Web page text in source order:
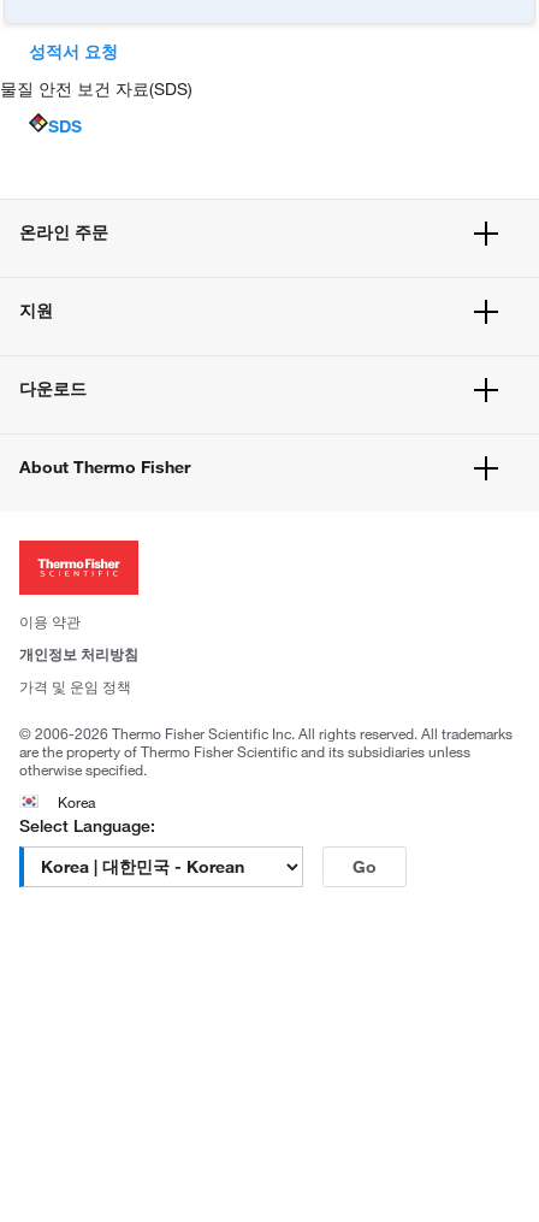
성적서 요청
물질 안전 보건 자료(SDS)
SDS
온라인 주문
주문 방법
벌크 주문
지원
고객 센터
웹사이트 개선사항
다운로드
About Thermo Fisher
투자자
사회적 책임
브랜드
이용 약관
개인정보 처리방침
가격 및 운임 정책
© 2006-2026 Thermo Fisher Scientific Inc. All rights reserved. All trademarks
are the property of Thermo Fisher Scientific and its subsidiaries unless
otherwise specified.
Korea
Select Language:
Go